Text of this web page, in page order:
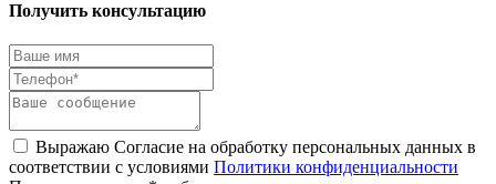
Получить консультацию
Выражаю Согласие на обработку персональных данных в
соответствии с условиями Политики конфиденциальности